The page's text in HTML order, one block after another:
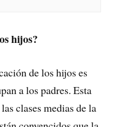
hijos?
de los hijos es
a los padres. Esta
clases medias de la